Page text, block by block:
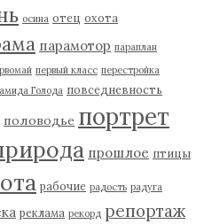
осина отец охота
парамотор параплан
первый класс перестройка
Голода повседневность
половодье портрет
прошлое птицы
рабочие радость радуга
реклама рекорд репортаж